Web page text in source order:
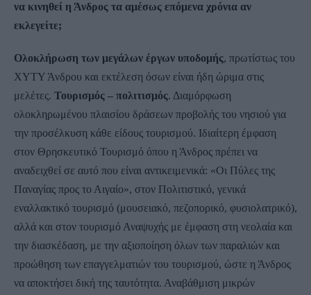
να κινηθεί η Άνδρος τα αμέσως επόμενα χρόνια αν
εκλεγείτε;
Ολοκλήρωση των μεγάλων έργων υποδομής, πρωτίστως του
ΧΥΤΥ Άνδρου και εκτέλεση όσων είναι ήδη ώριμα στις
μελέτες. Τουρισμός – πολιτισμός. Διαμόρφωση
ολοκληρωμένου πλαισίου δράσεων προβολής του νησιού για
την προσέλκυση κάθε είδους τουρισμού. Ιδιαίτερη έμφαση
στον Θρησκευτικό Τουρισμό όπου η Άνδρος πρέπει να
αναδειχθεί σε αυτό που είναι αντικειμενικά: «Οι Πύλες της
Παναγίας προς το Αιγαίο», στον Πολιτιστικό, γενικά
εναλλακτικό τουρισμό (μουσειακό, πεζοπορικό, φυσιολατρικό),
αλλά και στον τουρισμό Αναψυχής με έμφαση στη νεολαία και
την διασκέδαση, με την αξιοποίηση όλων των παραλιών και
προώθηση των επαγγελματιών του τουρισμού, ώστε η Άνδρος
να αποκτήσει δική της ταυτότητα. Αναβάθμιση μικρών